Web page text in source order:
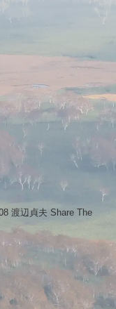
渡辺貞夫 Share The